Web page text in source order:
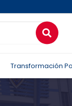
Transformación